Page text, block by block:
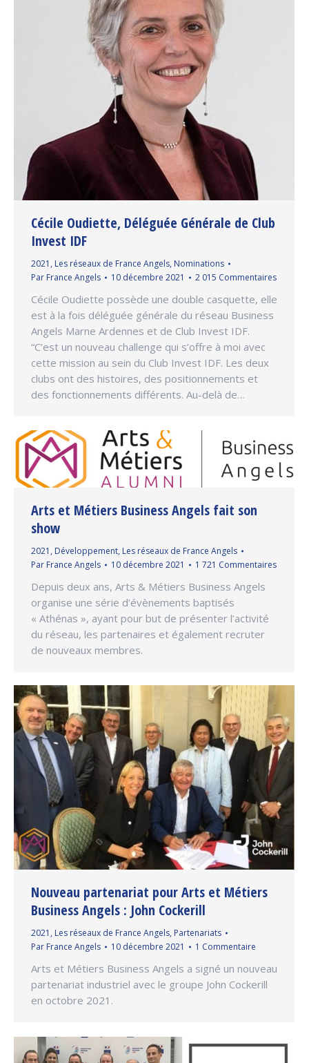
Cécile Oudiette, Déléguée Générale de Club
Invest IDF
2021 , Les réseaux de France Angels, Nominations
Par France Angels 10 décembre 2021 2 015 Commentaires
Cécile Oudiette possède une double casquette, elle
est à la fois déléguée générale du réseau Business
Angels Marne Ardennes et de Club Invest IDF.
“C’est un nouveau challenge qui s’offre à moi avec
cette mission au sein du Club Invest IDF. Les deux
clubs ont des histoires, des positionnements et
des fonctionnements différents. Au-delà de…
Arts et Métiers Business Angels fait son
show
2021 , Développement, Les réseaux de France Angels
Par France Angels 10 décembre 2021 1 721 Commentaires
Depuis deux ans, Arts & Métiers Business Angels
organise une série d’évènements baptisés
« Athénas », ayant pour but de présenter l’activité
du réseau, les partenaires et également recruter
de nouveaux membres.
Nouveau partenariat pour Arts et Métiers
Business Angels : John Cockerill
2021, Les réseaux de France Angels, Partenariats
Par France Angels 10 décembre 2021 1 Commentaire
Arts et Métiers Business Angels a signé un nouveau
partenariat industriel avec le groupe John Cockerill
en octobre 2021.